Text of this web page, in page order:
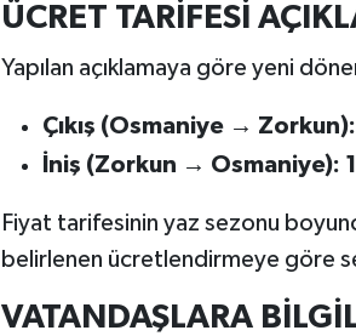
ÜCRET TARİFESİ
Yapılan açıklamaya göre yeni
Çıkış (Osmaniye →
İniş (Zorkun → Osmaniye):
Fiyat tarifesinin yaz sezonu
belirlenen ücretlendirmeye göre
VATANDAŞLARA